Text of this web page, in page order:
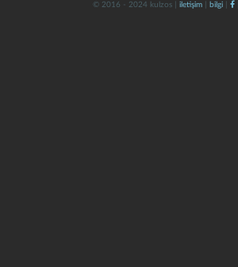
© 2016 - 2024 kulzos | iletişim| bilgi| |